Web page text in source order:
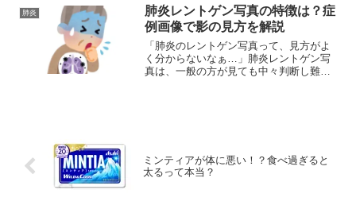
で治す方法も併せてご紹介していきま
す。
肺炎
肺炎レントゲン写真の特徴は？症
例画像で影の見方を解説
「肺炎のレントゲン写真って、見方がよ
く分からないなぁ…」肺炎レントゲン写
真は、一般の方が見ても中々判断し難い
ミンティアが体に悪い！？食べ過ぎると
太るって本当？